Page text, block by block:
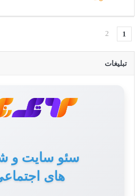
1
2
تبلیغات
سئو سایت و
های